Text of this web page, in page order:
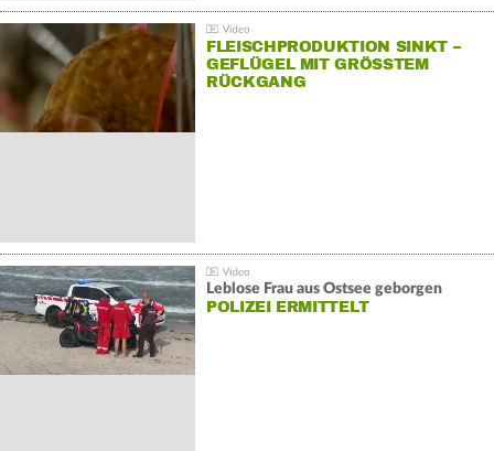
FLEISCHPRODUKTION SINKT –
GEFLÜGEL MIT GRÖSSTEM R
ÜCKGANG
Leblose Frau aus Ostsee geborgen
POLIZEI ERMITTELT